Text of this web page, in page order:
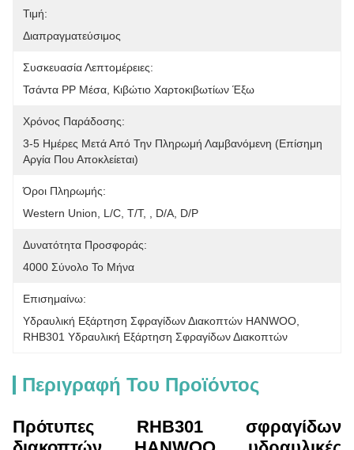
Τιμή:
Διαπραγματεύσιμος
Συσκευασία Λεπτομέρειες:
Τσάντα PP Μέσα, Κιβώτιο Χαρτοκιβωτίων Έξω
Χρόνος Παράδοσης:
3-5 Ημέρες Μετά Από Την Πληρωμή Λαμβανόμενη (επίσημη
Αργία Που Αποκλείεται)
Όροι Πληρωμής:
Western Union, L/C, T/T, , D/A, D/P
Δυνατότητα Προσφοράς:
4000 Σύνολο Το Μήνα
Επισημαίνω:
Υδραυλική Εξάρτηση Σφραγίδων Διακοπτών HANWOO
RHB301 Υδραυλική Εξάρτηση Σφραγίδων Διακοπτών
Περιγραφή Του Προϊόντος
Πρότυπες RHB301 σφραγίδων